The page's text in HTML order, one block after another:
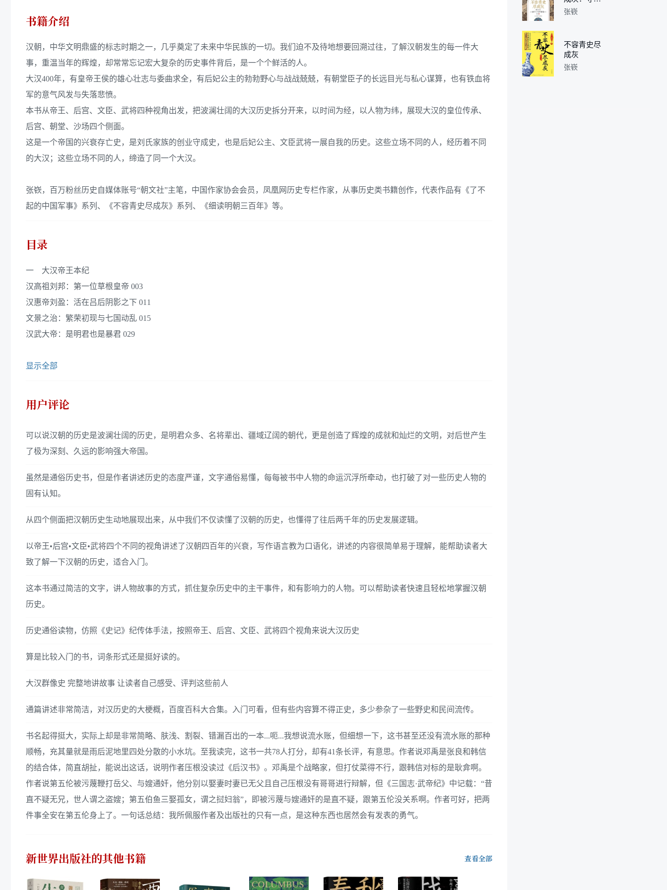
书籍介绍
汉朝，中华文明鼎盛的标志时期之一，几乎奠定了未来中华民族的一切。我们迫不及待地想要回溯过往，了解汉朝发生的每一件大
事，重温当年的辉煌，却常常忘记宏大复杂的历史事件背后，是一个个鲜活的人。
大汉400年，有皇帝王侯的雄心壮志与委曲求全，有后妃公主的勃勃野心与战战兢兢，有朝堂臣子的长远目光与私心谋算，也有铁血将
军的意气风发与失落悲愤。
本书从帝王、后宫、文臣、武将四种视角出发，把波澜壮阔的大汉历史拆分开来，以时间为经，以人物为纬，展现大汉的皇位传承、
后宫、朝堂、沙场四个侧面。
这是一个帝国的兴衰存亡史，是刘氏家族的创业守成史，也是后妃公主、文臣武将一展自我的历史。这些立场不同的人，经历着不同
的大汉；这些立场不同的人，缔造了同一个大汉。
张嵚，百万粉丝历史自媒体账号“朝文社”主笔，中国作家协会会员，凤凰网历史专栏作家，从事历史类书籍创作，代表作品有《了不
起的中国军事》系列、《不容青史尽成灰》系列、《细读明朝三百年》等。
目录
一 大汉帝王本纪
汉高祖刘邦：第一位草根皇帝 003
汉惠帝刘盈：活在吕后阴影之下 011
文景之治：繁荣初现与七国动乱 015
汉武大帝：是明君也是暴君 029
显示全部
用户评论
可以说汉朝的历史是波澜壮阔的历史，是明君众多、名将辈出、疆域辽阔的朝代，更是创造了辉煌的成就和灿烂的文明，对后世产生
了极为深刻、久远的影响强大帝国。
虽然是通俗历史书，但是作者讲述历史的态度严谨，文字通俗易懂，每每被书中人物的命运沉浮所牵动，也打破了对一些历史人物的
固有认知。
从四个侧面把汉朝历史生动地展现出来，从中我们不仅读懂了汉朝的历史，也懂得了往后两千年的历史发展逻辑。
以帝王•后宫•文臣•武将四个不同的视角讲述了汉朝四百年的兴衰，写作语言教为口语化，讲述的内容很简单易于理解，能帮助读者大
致了解一下汉朝的历史，适合入门。
这本书通过简洁的文字，讲人物故事的方式，抓住复杂历史中的主干事件，和有影响力的人物。可以帮助读者快速且轻松地掌握汉朝
历史。
历史通俗读物，仿照《史记》纪传体手法，按照帝王、后宫、文臣、武将四个视角来说大汉历史
算是比较入门的书，词条形式还是挺好读的。
大汉群像史 完整地讲故事 让读者自己感受、评判这些前人
通篇讲述非常简洁，对汉历史的大梗概，百度百科大合集。入门可看，但有些内容算不得正史，多少参杂了一些野史和民间流传。
书名起得挺大，实际上却是非常简略、肤浅、割裂、错漏百出的一本...呃...我想说流水账，但细想一下，这书甚至还没有流水账的那种
顺畅，充其量就是雨后泥地里四处分散的小水坑。至我读完，这书一共78人打分，却有41条长评，有意思。作者说邓禹是张良和韩信
的结合体，简直胡扯，能说出这话，说明作者压根没读过《后汉书》。邓禹是个战略家，但打仗菜得不行，跟韩信对标的是耿弇啊。
作者说第五伦被污蔑鞭打岳父、与嫂通奸，他分别以娶妻时妻已无父且自己压根没有哥哥进行辩解，但《三国志·武帝纪》中记载：“昔
直不疑无兄，世人谓之盗嫂；第五伯鱼三娶孤女，谓之挝妇翁”，即被污蔑与嫂通奸的是直不疑，跟第五伦没关系啊。作者可好，把两
件事全安在第五伦身上了。一句话总结：我所佩服作者及出版社的只有一点，是这种东西也居然会有发表的勇气。
与开疆
张嵚
不容青史尽
成灰
张嵚
新世界出版社的其他书籍 查看全部